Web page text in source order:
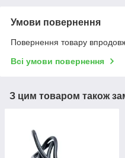
Умови повернення
Повернення товару
Всі умови повернення
З цим товаром також